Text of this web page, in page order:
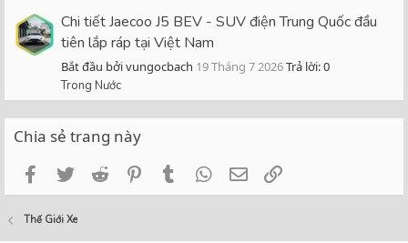
Chi tiết Jaecoo J5 BEV - SUV điện Trung Quốc đầu
tiên lắp ráp tại Việt Nam
Bắt đầu bởi vungocbach 19 Tháng 7 2026Trả lời: 0
Trong Nước
Chia sẻ trang này
FacebookTwitterReddit PinterestTumblrWhatsApp
Email
Thế Giới Xe